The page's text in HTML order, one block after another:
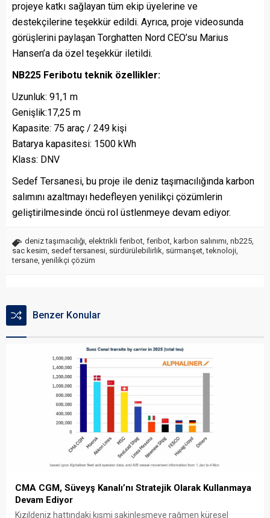
projeye katkı sağlayan tüm ekip üyelerine ve
destekçilerine teşekkür edildi. Ayrıca, proje videosunda
görüşlerini paylaşan Torghatten Nord CEO’su Marius
Hansen’a da özel teşekkür iletildi.
NB225 Feribotu teknik özellikler:
Uzunluk: 91,1 m
Genişlik:17,25 m
Kapasite: 75 araç / 249 kişi
Batarya kapasitesi: 1500 kWh
Klass: DNV
Sedef Tersanesi, bu proje ile deniz taşımacılığında karbon
salımını azaltmayı hedefleyen yenilikçi çözümlerin
geliştirilmesinde öncü rol üstlenmeye devam ediyor.
deniz taşımacılığı, elektrikli feribot, feribot, karbon salınımı, nb225,
sac kesim, sedef tersanesi, sürdürülebilirlik, sürmanşet,teknoloji,
tersane, yenilikçi çözüm
Benzer Konular
CMA CGM, Süveyş Kanalı’nı Stratejik Olarak Kullanmaya
Devam Ediyor
Kızıldeniz hattındaki kısmi sakinleşmeye rağmen küresel